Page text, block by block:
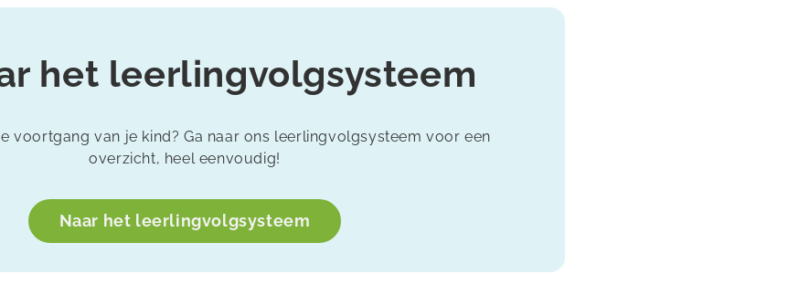
het leerlingvolgsysteem
voortgang van je kind? Ga naar ons leerlingvolgsysteem voor een
overzicht, heel eenvoudig!
Naar het leerlingvolgsysteem